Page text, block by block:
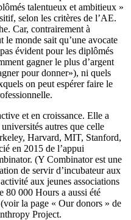
talentueux et ambitieux »
selon les critères de l’AE.
Car, contrairement à
le monde sait qu’une avocate
évident pour les diplômés
gagner le plus d’argent
pour donner»), ni quels
on peut espérer faire le
et en croissance. Elle a
autres que celle
Harvard, MIT, Stanford,
en 2015 de l’appui
(Y Combinator est une
de servir d’incubateur aux
aux jeunes associations
80 000 Hours a aussi été
la page « Our donors » de
Project.